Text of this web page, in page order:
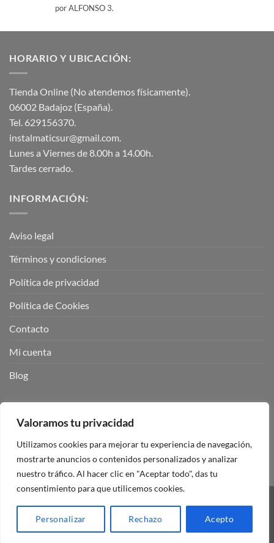
Valoramos tu privacidad
Utilizamos cookies para mejorar tu experiencia de navegación,
mostrarte anuncios o contenidos personalizados y analizar
nuestro tráfico. Al hacer clic en "Aceptar todo", das tu
consentimiento para que utilicemos cookies.
Personalizar Rechazo Acepto
Valorado
con
por ALFONSO 3.
HORARIO Y UBICACIÓN:
Tienda Online (No atendemos físicamente).
06002 Badajoz (España).
Tel. 629156370.
instalmaticsur@gmail.com.
Lunes a Viernes de 8.00h a 14.00h.
Tardes cerrado.
INFORMACIÓN:
Aviso legal
Términos y condiciones
Política de privacidad
Política de Cookies
Contacto
Mi cuenta
Blog
Visa PayPal Stripe MasterCard
Copyright 2026 ©Mando Garaje Universal Tienda Online España.